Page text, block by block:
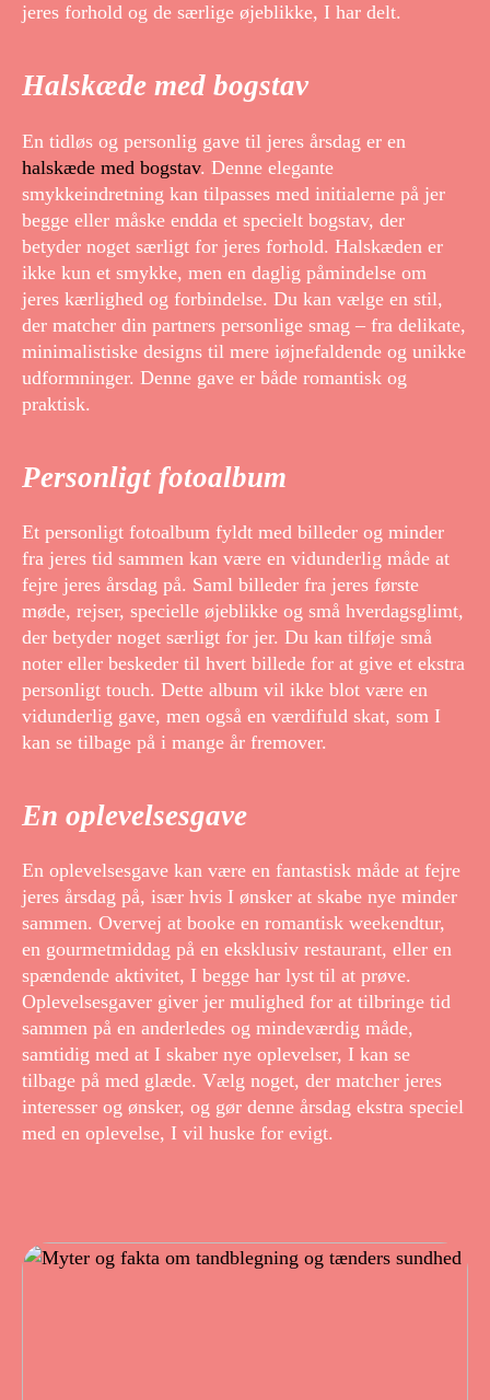
jeres forhold og de særlige øjeblikke, I har delt.
Halskæde med bogstav
En tidløs og personlig gave til jeres årsdag er en
halskæde med bogstav. Denne elegante
smykkeindretning kan tilpasses med initialerne på jer
begge eller måske endda et specielt bogstav, der
betyder noget særligt for jeres forhold. Halskæden er
ikke kun et smykke, men en daglig påmindelse om
jeres kærlighed og forbindelse. Du kan vælge en stil,
der matcher din partners personlige smag – fra delikate,
minimalistiske designs til mere iøjnefaldende og unikke
udformninger. Denne gave er både romantisk og
praktisk.
Personligt fotoalbum
Et personligt fotoalbum fyldt med billeder og minder
fra jeres tid sammen kan være en vidunderlig måde at
fejre jeres årsdag på. Saml billeder fra jeres første
møde, rejser, specielle øjeblikke og små hverdagsglimt,
der betyder noget særligt for jer. Du kan tilføje små
noter eller beskeder til hvert billede for at give et ekstra
personligt touch. Dette album vil ikke blot være en
vidunderlig gave, men også en værdifuld skat, som I
kan se tilbage på i mange år fremover.
En oplevelsesgave
En oplevelsesgave kan være en fantastisk måde at fejre
jeres årsdag på, især hvis I ønsker at skabe nye minder
sammen. Overvej at booke en romantisk weekendtur,
en gourmetmiddag på en eksklusiv restaurant, eller en
spændende aktivitet, I begge har lyst til at prøve.
Oplevelsesgaver giver jer mulighed for at tilbringe tid
sammen på en anderledes og mindeværdig måde,
samtidig med at I skaber nye oplevelser, I kan se
tilbage på med glæde. Vælg noget, der matcher jeres
interesser og ønsker, og gør denne årsdag ekstra speciel
med en oplevelse, I vil huske for evigt.